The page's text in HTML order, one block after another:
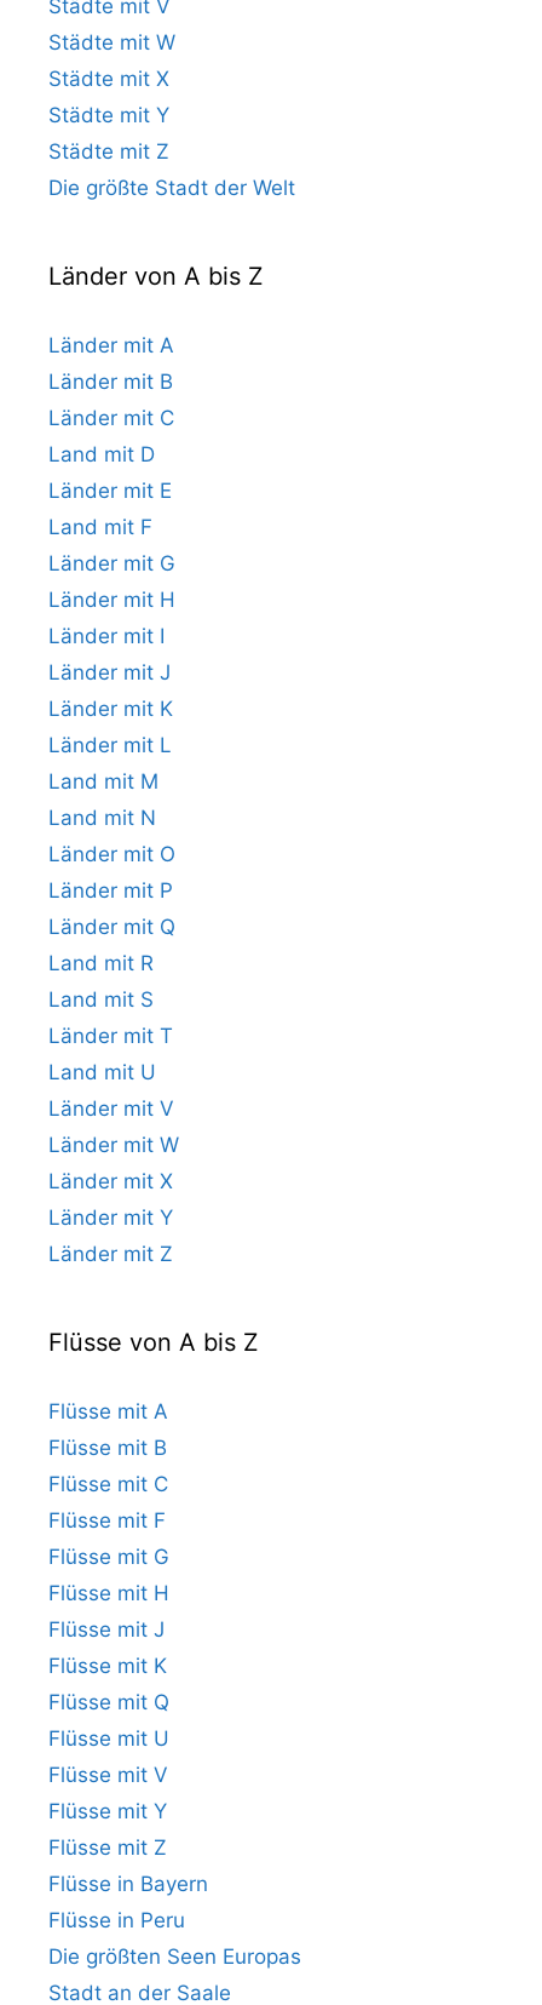
Städte mit V
Städte mit W
Städte mit X
Städte mit Y
Städte mit Z
Die größte Stadt der Welt
Länder von A bis Z
Länder mit A
Länder mit B
Länder mit C
Land mit D
Länder mit E
Land mit F
Länder mit G
Länder mit H
Länder mit I
Länder mit J
Länder mit K
Länder mit L
Land mit M
Land mit N
Länder mit O
Länder mit P
Länder mit Q
Land mit R
Land mit S
Länder mit T
Land mit U
Länder mit V
Länder mit W
Länder mit X
Länder mit Y
Länder mit Z
Flüsse von A bis Z
Flüsse mit A
Flüsse mit B
Flüsse mit C
Flüsse mit F
Flüsse mit G
Flüsse mit H
Flüsse mit J
Flüsse mit K
Flüsse mit Q
Flüsse mit U
Flüsse mit V
Flüsse mit Y
Flüsse mit Z
Flüsse in Bayern
Flüsse in Peru
Die größten Seen Europas
Stadt an der Saale